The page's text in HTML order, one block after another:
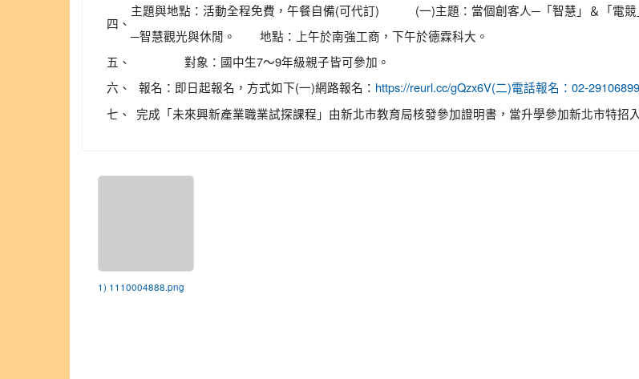
四、
主題與地點：活動全程免費，午餐自備(可代訂) (一)主題：當個創客人─「智慧」＆「電
─智慧觀光與休閒。 地點：上午於南強工商，下午於德霖科大。
五、
對象：國中生7～9年級親子皆可參加。
六、
報名：即日起報名，方式如下(一)網路報名： https://reurl.cc/gQzx6V(二)電話報名：02-
七、 完成「未來興新產業職業試探課程」由新北市教育局核發參加證明書，當升學參加新北市特招
1) 1110004888.png